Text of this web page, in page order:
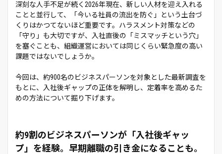
深刻な人手不足が続く2026年現在、新しい人材を迎え入れる
ことと並行して、「今いる社員の流出を防ぐ」という土台づ
くりはかつてないほど重要です。ハラスメント対策などの
「守り」も大切ですが、入社直後の「ミスマッチという穴」
を塞ぐことも、組織運営においては同じくらい緊急度の高い
課題ではないでしょうか。
今回は、約900名のビジネスパーソンを対象とした最新調査を
もとに、入社後ギャップの正体を解明し、定着率を高めるた
めの方法について掘り下げます。
約9割のビジネスパーソンが「入社後ギャッ
プ」を経験。早期離職の引き金になることも。